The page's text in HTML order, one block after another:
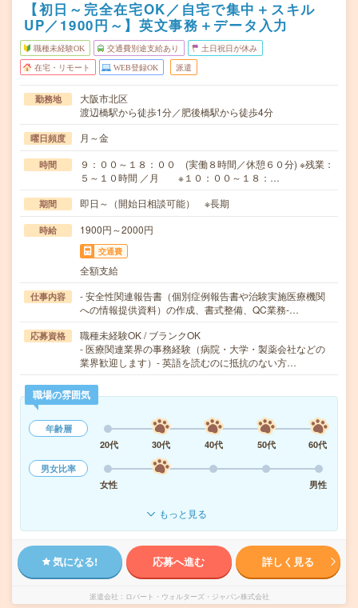
【初日～完全在宅OK／自宅で集中＋スキル
UP／1900円～】英文事務＋データ入力
職種未経験OK 交通費別途支給あり 土日祝日が休み
在宅・リモート WEB登録OK 派遣
勤務地
大阪市北区
渡辺橋駅から徒歩1分／肥後橋駅から徒歩4分
曜日頻度 月～金
時間
９：００～１８：００ (実働８時間／休憩６０分) ※残業：
５～１０時間 ／月 ※１０：００～１８：…
期間 即日～（開始日相談可能） ※長期
時給 1900円～2000円
交通費
全額支給
仕事内容
- 安全性関連報告書（個別症例報告書や治験実施医療機関
への情報提供資料）の作成、書式整備、QC業務-…
応募資格
職種未経験OK / ブランクOK
- 医療関連業界の事務経験（病院・大学・製薬会社などの
業界歓迎します）- 英語を読むのに抵抗のない方…
職場の雰囲気
年齢層
20代
30代 40代 50代
60代
男女比率
女性
男性
もっと見る
気になる! 応募へ進む 詳しく見る
派遣会社 ロバート・ウォルターズ・ジャパン株式会社